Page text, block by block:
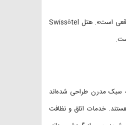
است و به گفته مهمانان «این هتل، یک ۵ ستاره واقعی است». هتل Swissôtel
سبک مدرن طراحی شده‌اند
خدمات اتاق و نظافت